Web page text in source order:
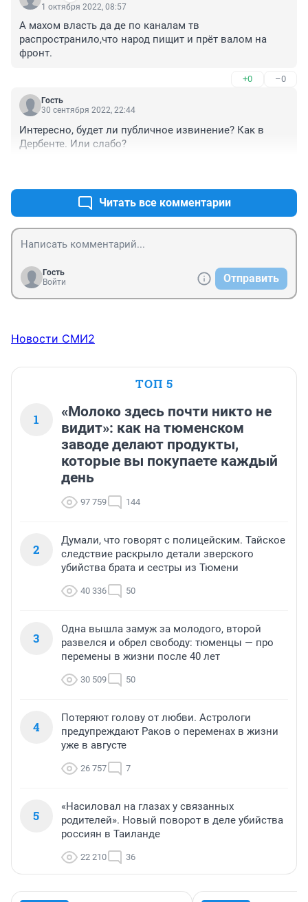
1 октября 2022, 08:57
А махом власть да де по каналам тв
распространило,что народ пищит и прёт валом на
фронт.
+0 –0
Гость
30 сентября 2022, 22:44
Интересно, будет ли публичное извинение? Как в
Дербенте. Или слабо?
Читать все комментарии
Гость
Войти
Отправить
Новости СМИ2
ТОП 5
1
«Молоко здесь почти никто не
видит»: как на тюменском
заводе делают продукты,
которые вы покупаете каждый
день
97 759 144
2
Думали, что говорят с полицейским. Тайское
следствие раскрыло детали зверского
убийства брата и сестры из Тюмени
40 336 50
3
Одна вышла замуж за молодого, второй
развелся и обрел свободу: тюменцы — про
перемены в жизни после 40 лет
30 509 50
4
Потеряют голову от любви. Астрологи
предупреждают Раков о переменах в жизни
уже в августе
26 757 7
5
«Насиловал на глазах у связанных
родителей». Новый поворот в деле убийства
россиян в Таиланде
22 210 36